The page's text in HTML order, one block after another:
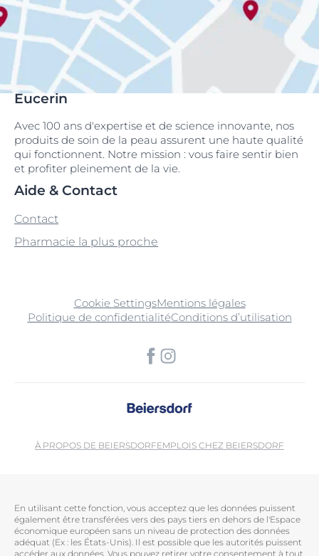
Eucerin
Avec 100 ans d'expertise et de science innovante, nos
produits de soin de la peau assurent une haute qualité
qui fonctionnent. Notre mission : vous faire sentir bien
et profiter pleinement de la vie.
Aide & Contact
Contact
Pharmacie la plus proche
Cookie SettingsMentions légales
Politique de confidentialitéConditions d’utilisation
À PROPOS DE BEIERSDORFEMPLOIS CHEZ BEIERSDORF
En utilisant cette fonction, vous acceptez que les données puissent
également être transférées vers des pays tiers en dehors de l'Espace
économique européen sans un niveau de protection des données
adéquat (Ex : les États-Unis). Il est possible que les autorités puissent
accéder aux données. Vous pouvez retirer votre consentement à tout